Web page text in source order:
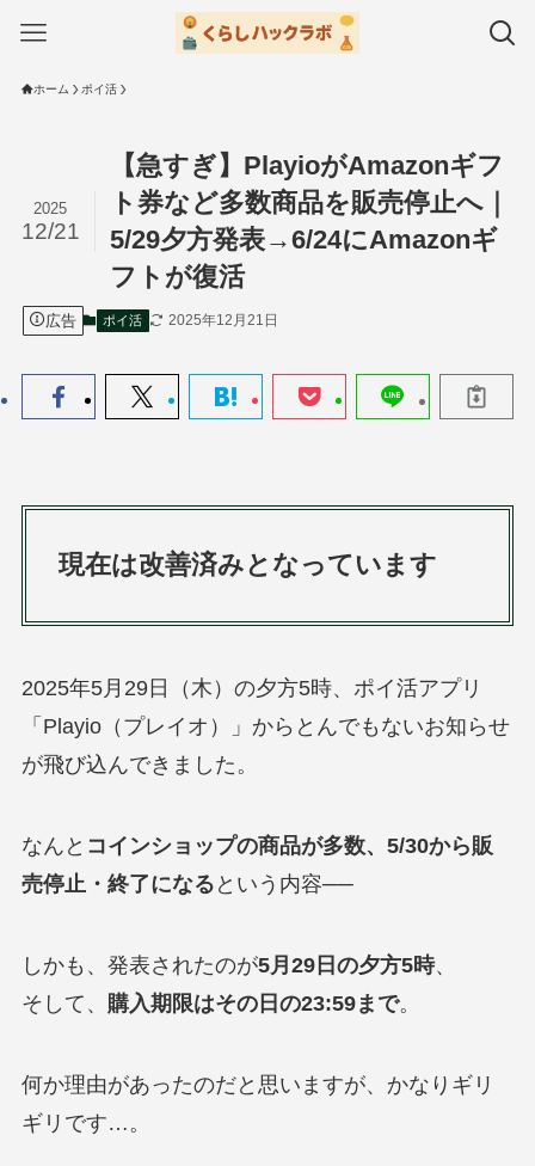
ホーム ポイ活
【急すぎ】PlayioがAmazonギフ
ト券など多数商品を販売停止へ｜
5/29夕方発表→6/24にAmazonギ
フトが復活
2025
12/21
広告 ポイ活 2025年12月21日
現在は改善済みとなっています
2025年5月29日（木）の夕方5時、ポイ活アプリ
「Playio（プレイオ）」からとんでもないお知らせ
が飛び込んできました。
なんと コインショップの商品が多数、5/30から販
売停止・終了になる という内容──
しかも、発表されたのが5月29日の夕方5時、
そして、 購入期限はその日の23:59まで。
何か理由があったのだと思いますが、かなりギリ
ギリです…。